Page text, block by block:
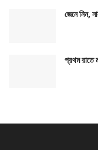
জেনে নিন,
প্রথম রাতে